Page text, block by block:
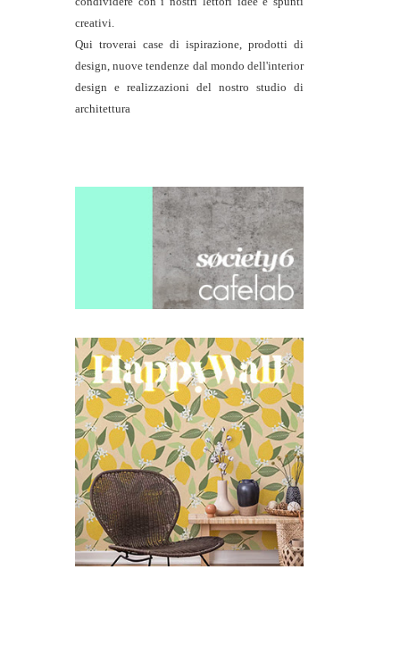
creativi.
Qui troverai case di ispirazione, prodotti di
design, nuove tendenze dal mondo dell'interior
design e realizzazioni del nostro studio di
architettura